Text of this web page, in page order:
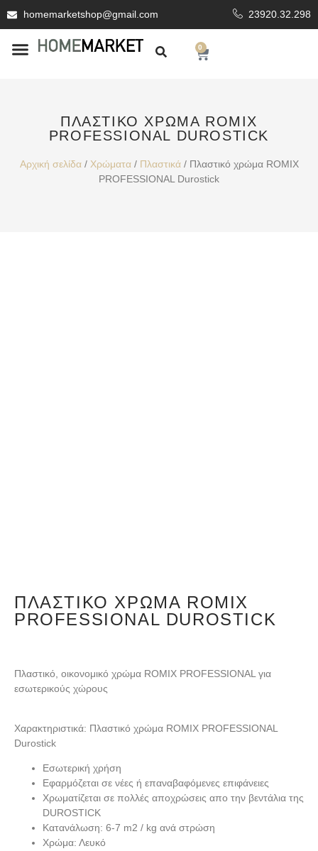
homemarketshop@gmail.com 23920.32.298
0
ΠΛΑΣΤΙΚΌ ΧΡΏΜΑ ROMIX
PROFESSIONAL DUROSTICK
Αρχική σελίδα/ Χρώματα/ Πλαστικά/ Πλαστικό χρώμα ROMIX
PROFESSIONAL Durostick
ΠΛΑΣΤΙΚΌ ΧΡΏΜΑ ROMIX
PROFESSIONAL DUROSTICK
Πλαστικό, οικονομικό χρώμα ROMIX PROFESSIONAL για
εσωτερικούς χώρους
Χαρακτηριστικά: Πλαστικό χρώμα ROMIX PROFESSIONAL
Durostick
Εσωτερική χρήση
Εφαρμόζεται σε νέες ή επαναβαφόμενες επιφάνειες
Χρωματίζεται σε πολλές αποχρώσεις απο την βεντάλια της
DUROSTICK
Κατανάλωση: 6-7 m2 / kg ανά στρώση
Χρώμα: Λευκό